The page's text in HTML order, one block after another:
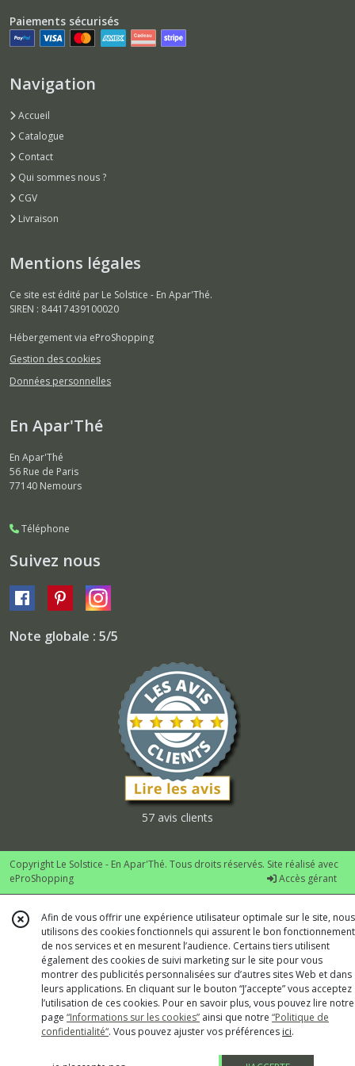
Divers
(1)
Afficher
résultats
Paiements sécurisés
Navigation
Accueil
Catalogue
Contact
Qui sommes nous ?
CGV
Livraison
Mentions légales
Ce site est édité par Le Solstice - En Apar'Thé.
SIREN : 84417439100020
Hébergement via eProShopping
Gestion des cookies
Données personnelles
En Apar'Thé
En Apar'Thé
56 Rue de Paris
77140 Nemours
Téléphone
Suivez nous
Note globale : 5/5
57 avis clients
Copyright Le Solstice - En Apar'Thé. Tous droits réservés. Site réalisé avec
eProShopping
Accès gérant
Afin de vous offrir une expérience utilisateur optimale sur le site, nous
utilisons des cookies fonctionnels qui assurent le bon fonctionnement
de nos services et en mesurent l’audience. Certains tiers utilisent
également des cookies de suivi marketing sur le site pour vous
montrer des publicités personnalisées sur d’autres sites Web et dans
leurs applications. En cliquant sur le bouton “J’accepte” vous acceptez
l’utilisation de ces cookies. Pour en savoir plus, vous pouvez lire notre
page “Informations sur les cookies” ainsi que notre “Politique de
confidentialité“. Vous pouvez ajuster vos préférences ici.